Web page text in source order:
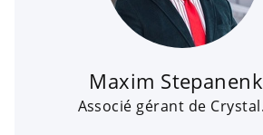
Maxim
Associé gérant de